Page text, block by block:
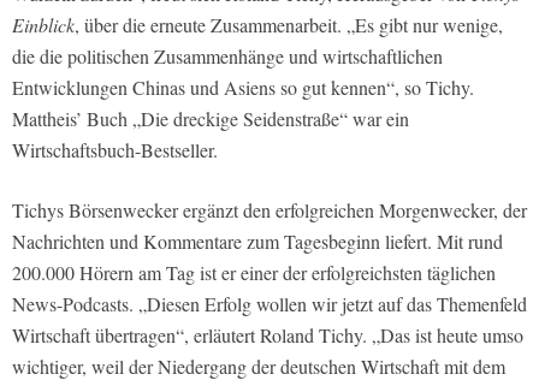
Einblick, über die erneute Zusammenarbeit. „Es gibt nur wenige,
die die politischen Zusammenhänge und wirtschaftlichen
Entwicklungen Chinas und Asiens so gut kennen“, so Tichy.
Mattheis’ Buch „Die dreckige Seidenstraße“ war ein
Wirtschaftsbuch-Bestseller.
Tichys Börsenwecker ergänzt den erfolgreichen Morgenwecker, der
Nachrichten und Kommentare zum Tagesbeginn liefert. Mit rund
200.000 Hörern am Tag ist er einer der erfolgreichsten täglichen
News-Podcasts. „Diesen Erfolg wollen wir jetzt auf das Themenfeld
Wirtschaft übertragen“, erläutert Roland Tichy. „Das ist heute umso
wichtiger, weil der Niedergang der deutschen Wirtschaft mit dem